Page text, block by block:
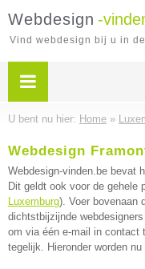
Webdesign -
Vind webdesign bij u in
U bent nu hier: Home »
Webdesign
Webdesign-vinden.be bevat
Dit geldt ook voor de gehele
Luxemburg). Voer bovenaan
dichtstbijzijnde
om via één e-mail in contact
tegelijk. Hieronder worden